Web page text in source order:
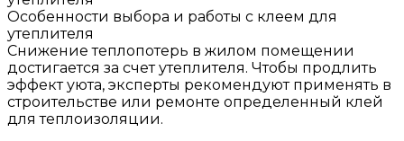
Особенности выбора и работы с клеем для
утеплителя
Снижение теплопотерь в жилом помещении
достигается за счет утеплителя. Чтобы продлить
эффект уюта, эксперты рекомендуют применять в
строительстве или ремонте определенный клей
для теплоизоляции.